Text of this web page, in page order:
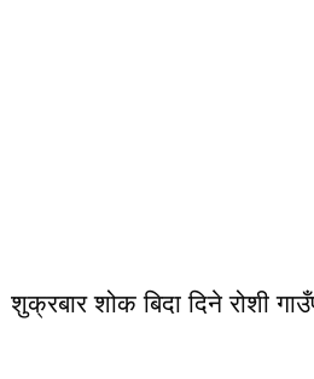
शुक्रबार शोक बिदा दिने रोशी